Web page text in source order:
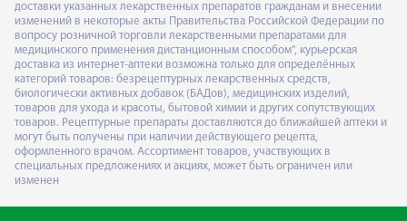
доставки указанных лекарственных препаратов гражданам и внесении
изменений в некоторые акты Правительства Российской Федерации по
вопросу розничной торговли лекарственными препаратами для
медицинского применения дистанционным способом", курьерская
доставка из интернет-аптеки возможна только для определённых
категорий товаров: безрецептурных лекарственных средств,
биологически активных добавок (БАДов), медицинских изделий,
товаров для ухода и красоты, бытовой химии и других сопутствующих
товаров. Рецептурные препараты доставляются до ближайшей аптеки и
могут быть получены при наличии действующего рецепта,
оформленного врачом. Ассортимент товаров, участвующих в
специальных предложениях и акциях, может быть ограничен или
изменен